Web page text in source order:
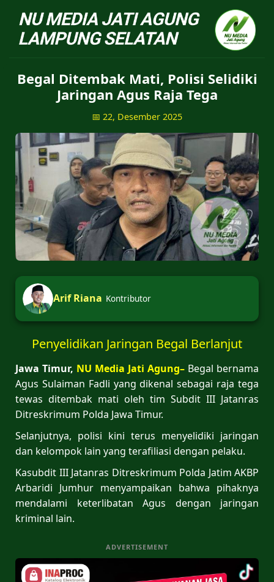
NU Jatiagung - Situs
Begal Ditembak Mati, Polisi Selidiki
Jaringan Agus Raja Tega
📅 22, Desember 2025
Arif Riana Kontributor
Penyelidikan Jaringan Begal Berlanjut
Jawa Timur, NU Media Jati Agung– Begal bernama
Agus Sulaiman Fadli yang dikenal sebagai raja tega
tewas ditembak mati oleh tim Subdit III Jatanras
Ditreskrimum Polda Jawa Timur.
Selanjutnya, polisi kini terus menyelidiki jaringan
dan kelompok lain yang terafiliasi dengan pelaku.
Kasubdit III Jatanras Ditreskrimum Polda Jatim AKBP
Arbaridi Jumhur menyampaikan bahwa pihaknya
mendalami keterlibatan Agus dengan jaringan
kriminal lain.
ADVERTISEMENT